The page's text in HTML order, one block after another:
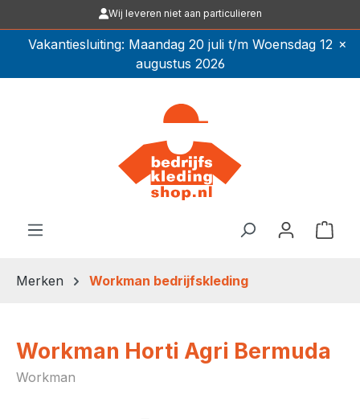
Ga naar de hoofdinhoudWij leveren niet aan particulieren
Vakantiesluiting: Maandag 20 juli t/m Woensdag 12
augustus 2026
×
Merken Workman bedrijfskleding
Workman Horti Agri Bermuda
Workman